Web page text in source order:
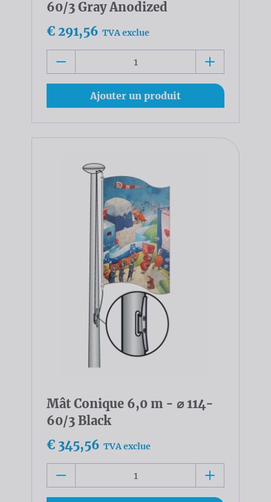
60/3 Gray Anodized
€ 291,56 TVA exclue
Ajouter un produit
Mât Conique 6,0 m - ⌀ 114-
60/3 Black
€ 345,56 TVA exclue